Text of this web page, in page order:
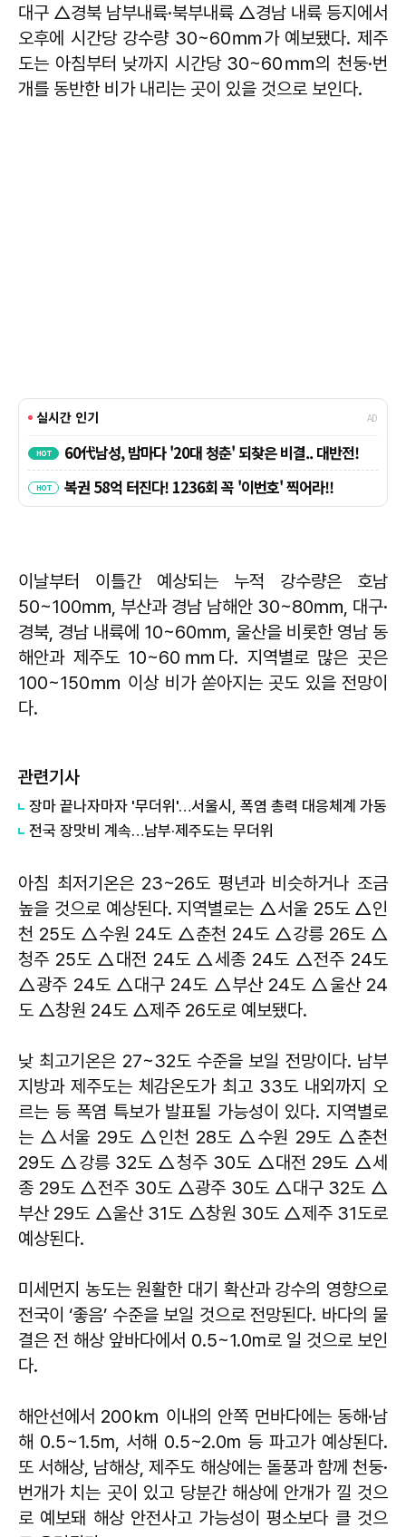
대구 △경북 남부내륙·북부내륙 △경남 내륙 등지에서
오후에 시간당 강수량 30~60㎜가 예보됐다. 제주
도는 아침부터 낮까지 시간당 30~60㎜의 천둥·번
개를 동반한 비가 내리는 곳이 있을 것으로 보인다.
이날부터 이틀간 예상되는 누적 강수량은 호남
50~100㎜, 부산과 경남 남해안 30~80㎜, 대구·
경북, 경남 내륙에 10~60㎜, 울산을 비롯한 영남 동
해안과 제주도 10~60㎜다. 지역별로 많은 곳은
100~150㎜ 이상 비가 쏟아지는 곳도 있을 전망이
다.
관련기사
장마 끝나자마자 '무더위'…서울시, 폭염 총력 대응체계 가동
전국 장맛비 계속…남부·제주도는 무더위
아침 최저기온은 23~26도 평년과 비슷하거나 조금
높을 것으로 예상된다. 지역별로는 △서울 25도 △인
천 25도 △수원 24도 △춘천 24도 △강릉 26도 △
청주 25도 △대전 24도 △세종 24도 △전주 24도
△광주 24도 △대구 24도 △부산 24도 △울산 24
도 △창원 24도 △제주 26도로 예보됐다.
낮 최고기온은 27~32도 수준을 보일 전망이다. 남부
지방과 제주도는 체감온도가 최고 33도 내외까지 오
르는 등 폭염 특보가 발표될 가능성이 있다. 지역별로
는 △서울 29도 △인천 28도 △수원 29도 △춘천
29도 △강릉 32도 △청주 30도 △대전 29도 △세
종 29도 △전주 30도 △광주 30도 △대구 32도 △
부산 29도 △울산 31도 △창원 30도 △제주 31도로
예상된다.
미세먼지 농도는 원활한 대기 확산과 강수의 영향으로
전국이 ‘좋음’ 수준을 보일 것으로 전망된다. 바다의 물
결은 전 해상 앞바다에서 0.5~1.0m로 일 것으로 보인
다.
해안선에서 200㎞ 이내의 안쪽 먼바다에는 동해·남
해 0.5~1.5m, 서해 0.5~2.0m 등 파고가 예상된다.
또 서해상, 남해상, 제주도 해상에는 돌풍과 함께 천둥·
번개가 치는 곳이 있고 당분간 해상에 안개가 낄 것으
로 예보돼 해상 안전사고 가능성이 평소보다 클 것으